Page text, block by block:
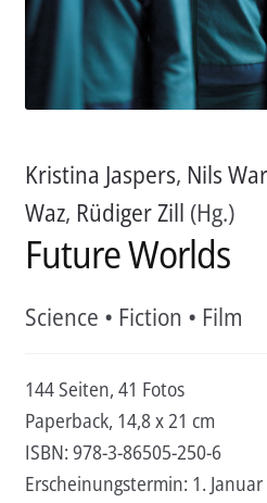
Kristina Jaspers, Nils
Waz, Rüdiger Zill (Hg.)
Future Worlds
Science • Fiction • Film
144 Seiten, 41 Fotos
Paperback, 14,8 x 21 cm
ISBN: 978-3-86505-250-6
Erscheinungstermin: 1.